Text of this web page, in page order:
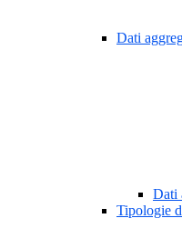
Dati
Dati
Tipologie